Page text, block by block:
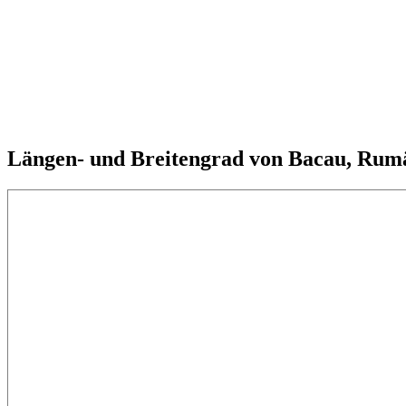
Längen- und Breitengrad von Bacau,